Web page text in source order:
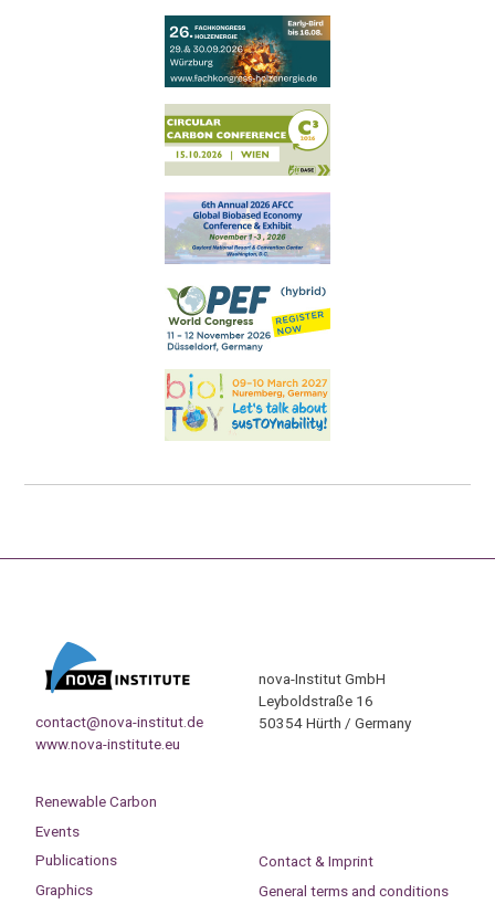
contact@nova-institut.de
www.nova-institute.eu
nova-Institut GmbH
Leyboldstraße 16
50354 Hürth / Germany
Renewable Carbon
Events
Publications
Graphics
Contact & Imprint
General terms and conditions